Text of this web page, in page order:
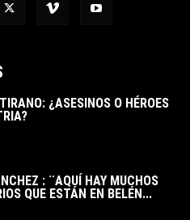
¿ASESINOS O HÉROES
: ¨AQUÍ HAY MUCHOS
QUE ESTÁN EN BELÉN...